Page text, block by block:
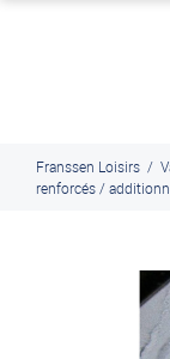
Franssen Loisirs /
renforcés /